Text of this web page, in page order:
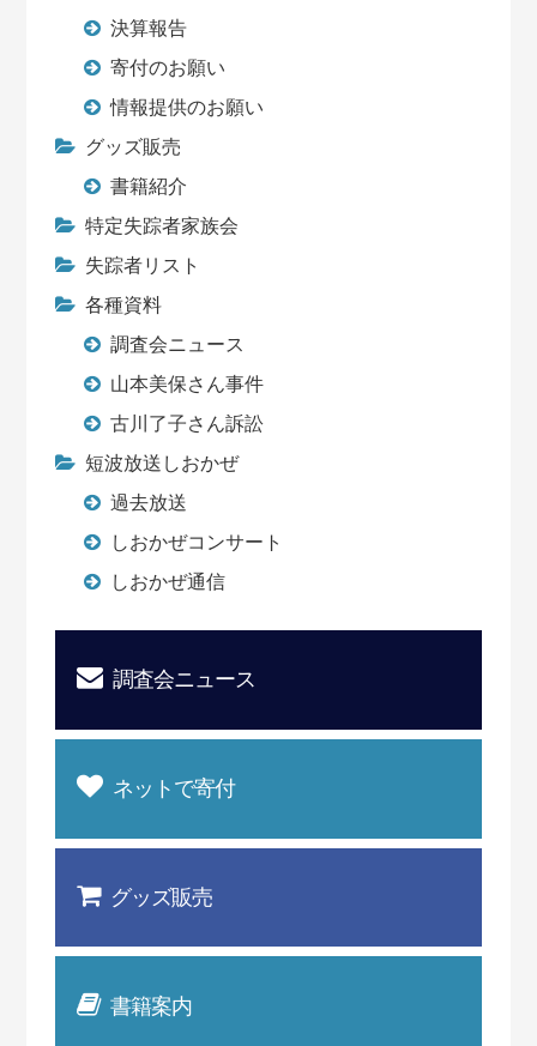
決算報告
寄付のお願い
情報提供のお願い
グッズ販売
書籍紹介
特定失踪者家族会
失踪者リスト
各種資料
調査会ニュース
山本美保さん事件
古川了子さん訴訟
短波放送しおかぜ
過去放送
しおかぜコンサート
しおかぜ通信
調査会ニュース
ネットで寄付
グッズ販売
書籍案内